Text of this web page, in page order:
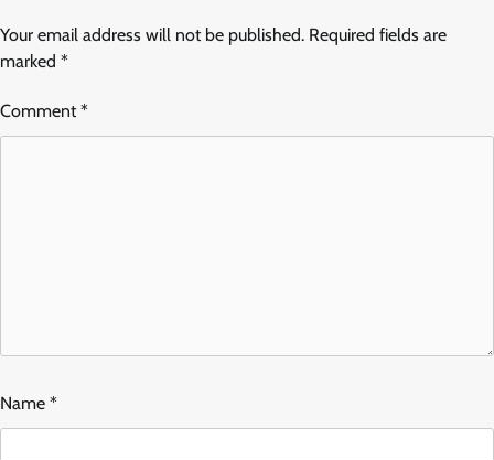
Your email address will not be published. Required fields are
marked *
Comment*
Name *